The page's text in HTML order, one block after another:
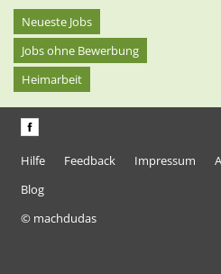
Neueste Jobs
Jobs ohne Bewerbung
Heimarbeit
Hilfe Feedback Impressum
Blog
© machdudas